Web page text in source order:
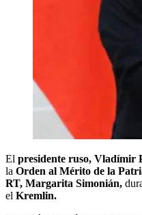
El presidente ruso, Vladímir
la Orden al Mérito de la
RT, Margarita Simonián,
el Kremlin.